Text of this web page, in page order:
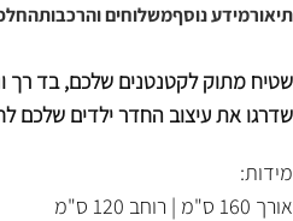
תיאורמידע נוסףמשלוחים והרכבות
שטיח מתוק לקטנטנים שלכם, בד רך
שדרגו את עיצוב החדר ילדים שלכם
מידות:
אורך 160 ס"מ | רוחב 120 ס"מ